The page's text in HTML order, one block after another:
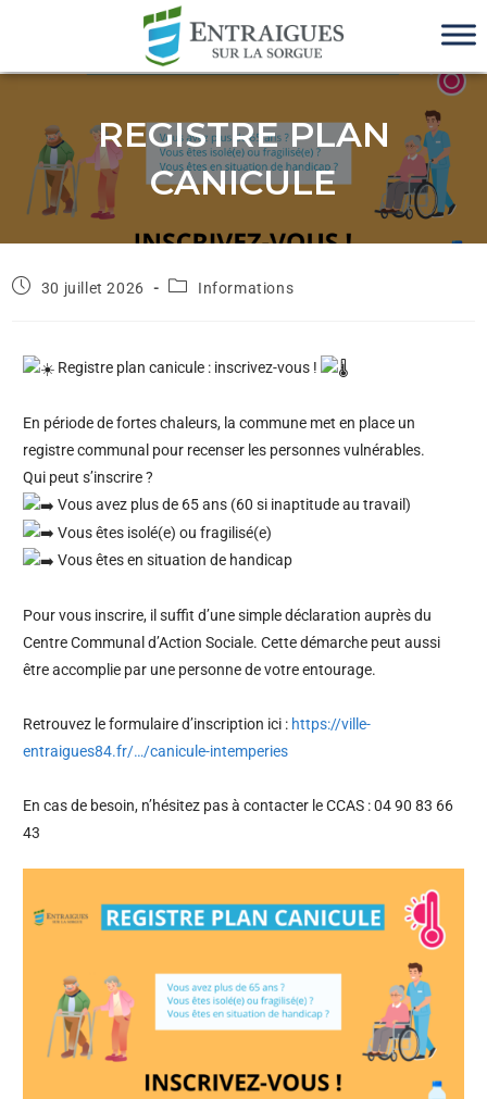
REGISTRE PLAN
CANICULE
30 juillet 2026 Informations
Registre plan canicule : inscrivez-vous !
En période de fortes chaleurs, la commune met en place un
registre communal pour recenser les personnes vulnérables.
Qui peut s’inscrire ?
Vous avez plus de 65 ans (60 si inaptitude au travail)
Vous êtes isolé(e) ou fragilisé(e)
Vous êtes en situation de handicap
Pour vous inscrire, il suffit d’une simple déclaration auprès du
Centre Communal d’Action Sociale. Cette démarche peut aussi
être accomplie par une personne de votre entourage.
Retrouvez le formulaire d’inscription ici : https://ville-
entraigues84.fr/…/canicule-intemperies
En cas de besoin, n’hésitez pas à contacter le CCAS : 04 90 83 66
43